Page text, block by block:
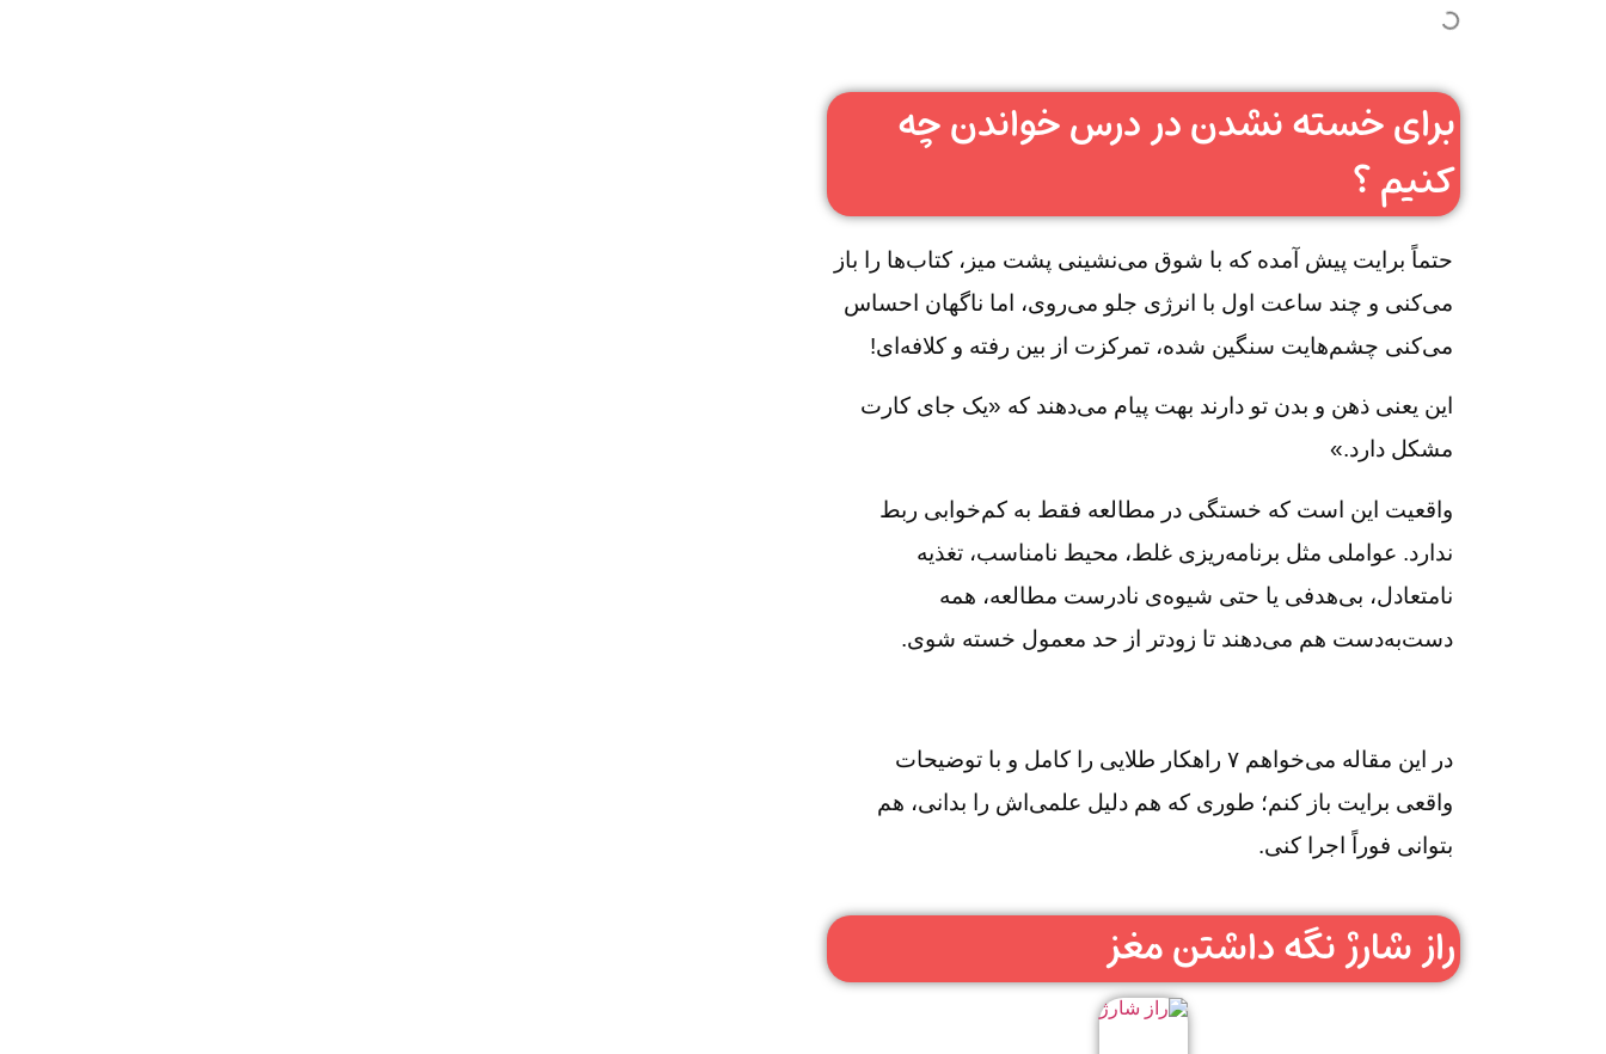
برای خسته نشدن در درس خواندن چه
کنیم ؟
حتماً برایت پیش آمده که با شوق می‌نشینی پشت میز، کتاب‌ها را باز
می‌کنی و چند ساعت اول با انرژی جلو می‌روی، اما ناگهان احساس
می‌کنی چشم‌هایت سنگین شده، تمرکزت از بین رفته و کلافه‌ای!
این یعنی ذهن و بدن تو دارند بهت پیام می‌دهند که «یک جای کارت
مشکل دارد.»
واقعیت این است که خستگی در مطالعه فقط به کم‌خوابی ربط
ندارد. عواملی مثل برنامه‌ریزی غلط، محیط نامناسب، تغذیه
نامتعادل، بی‌هدفی یا حتی شیوه‌ی نادرست مطالعه، همه
دست‌به‌دست هم می‌دهند تا زودتر از حد معمول خسته شوی.
در این مقاله می‌خواهم ۷ راهکار طلایی را کامل و با توضیحات
واقعی برایت باز کنم؛ طوری که هم دلیل علمی‌اش را بدانی، هم
بتوانی فوراً اجرا کنی.
راز شارژ نگه داشتن مغز